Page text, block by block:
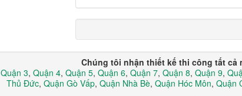
Chúng tôi nhận thiết kế thi công tất cả
Quận 3, Quận 4, Quận 5, Quận 6, Quận 7, Quận 8, Quận 9,
Thủ Đức, Quận Gò Vấp, Quận Nhà Bè, Quận Hóc Môn, Quận